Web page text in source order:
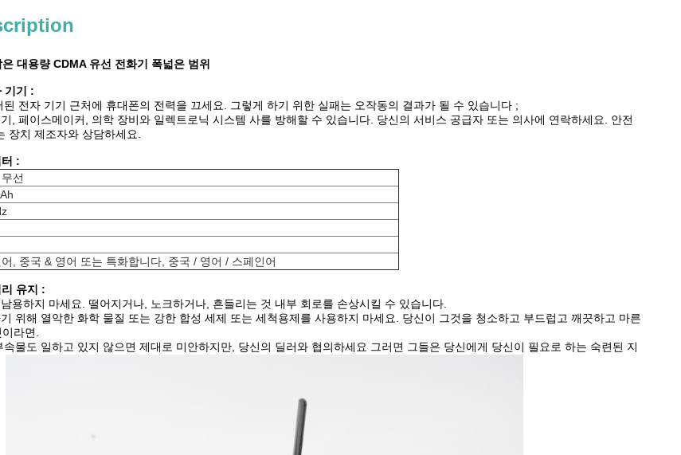
대용량 CDMA 유선 전화기 폭넓은 범위
기기 :
전자 기기 근처에 휴대폰의 전력을 끄세요. 그렇게 하기 위한 실패는 오작동의 결과가 될 수 있습니다 ;
, 페이스메이커, 의학 장비와 일렉트로닉 시스템 사를 방해할 수 있습니다. 당신의 서비스 공급자 또는 의사에 연락하세요. 안전
장치 제조자와 상담하세요.
:
선
, 중국 & 영어 또는 특화합니다, 중국 / 영어 / 스페인어
유지 :
용하지 마세요. 떨어지거나, 노크하거나, 흔들리는 것 내부 회로를 손상시킬 수 있습니다.
위해 열악한 화학 물질 또는 강한 합성 세제 또는 세척용제를 사용하지 마세요. 당신이 그것을 청소하고 부드럽고 깨끗하고 마른
라면.
물도 일하고 있지 않으면 제대로 미안하지만, 당신의 딜러와 협의하세요 그러면 그들은 당신에게 당신이 필요로 하는 숙련된 지